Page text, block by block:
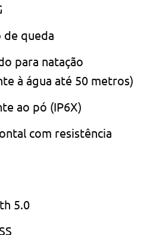
de queda
para natação
à água até 50 metros)
ao pó (IP6X)
com resistência
5.0